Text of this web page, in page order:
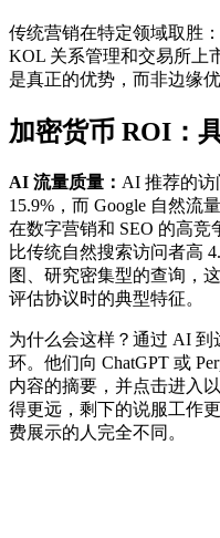
传统营销在特定领域取胜
KOL 关系管理和交易所上
是真正的优势，而非边缘优
加密货币 ROI：
AI 流量质量： AI 推荐的访
15.9%，而 Google 自然流
在数字营销和 SEO 的高
比传统自然搜索访问者高
图、研究密集型的查询，
评估协议时的典型特征。
为什么会这样？通过 AI
环。他们向 ChatGPT 或
内容的摘要，并点击进入
得更远，剩下的说服工作
费展示的人完全不同。